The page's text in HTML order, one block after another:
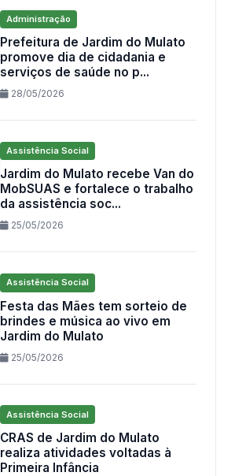
Administração
Prefeitura de Jardim do Mulato
promove dia de cidadania e
serviços de saúde no p...
28/05/2026
Assistência Social
Jardim do Mulato recebe Van do
MobSUAS e fortalece o trabalho
da assistência soc...
25/05/2026
Assistência Social
Festa das Mães tem sorteio de
brindes e música ao vivo em
Jardim do Mulato
25/05/2026
Assistência Social
CRAS de Jardim do Mulato
realiza atividades voltadas à
Primeira Infância